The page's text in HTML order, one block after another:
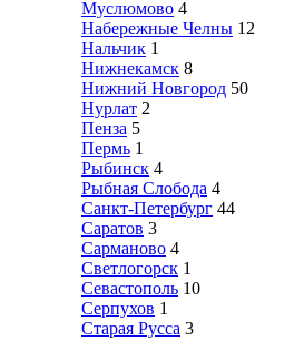
Муслюмово 4
Набережные Челны 12
Нальчик 1
Нижнекамск 8
Нижний Новгород 50
Нурлат 2
Пенза 5
Пермь 1
Рыбинск 4
Рыбная Слобода 4
Санкт-Петербург 44
Саратов 3
Сарманово 4
Светлогорск 1
Севастополь 10
Серпухов 1
Старая Русса 3